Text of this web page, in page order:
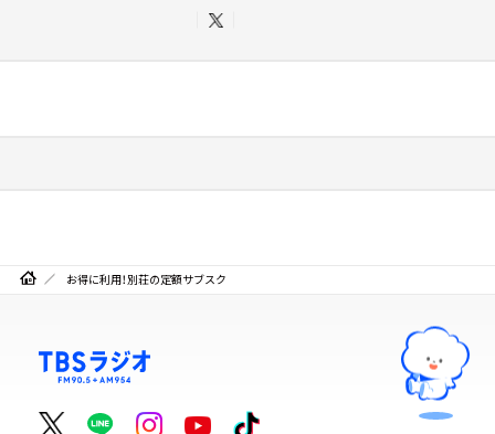
お得に利用！別荘の定額サブスク